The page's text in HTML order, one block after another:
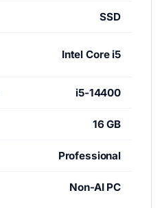
SSD
Intel Core i5
i5-14400
16 GB
Professional
Non-AI PC